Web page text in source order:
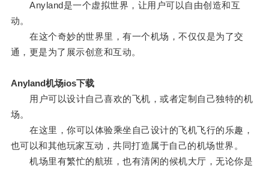
Anyland是一个虚拟世界，让用户可以自由创造和互
动。
在这个奇妙的世界里，有一个机场，不仅仅是为了交
通，更是为了展示创意和互动。
Anyland机场ios下载
用户可以设计自己喜欢的飞机，或者定制自己独特的机
场。
在这里，你可以体验乘坐自己设计的飞机飞行的乐趣，
也可以和其他玩家互动，共同打造属于自己的机场世界。
机场里有繁忙的航班，也有清闲的候机大厅，无论你是